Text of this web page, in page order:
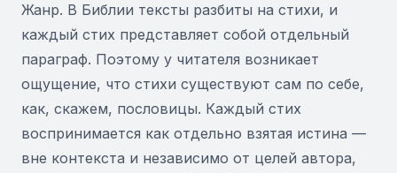
Жанр. В Библии тексты разбиты на стихи, и
каждый стих представляет собой отдельный
параграф. Поэтому у читателя возникает
ощущение, что стихи существуют сам по себе,
как, скажем, пословицы. Каждый стих
воспринимается как отдельно взятая истина —
вне контекста и независимо от целей автора,